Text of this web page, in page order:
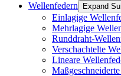
Wellenfedern
Expand
Einlagige
Mehrlagige
Runddraht-
Verschachtelte
Lineare